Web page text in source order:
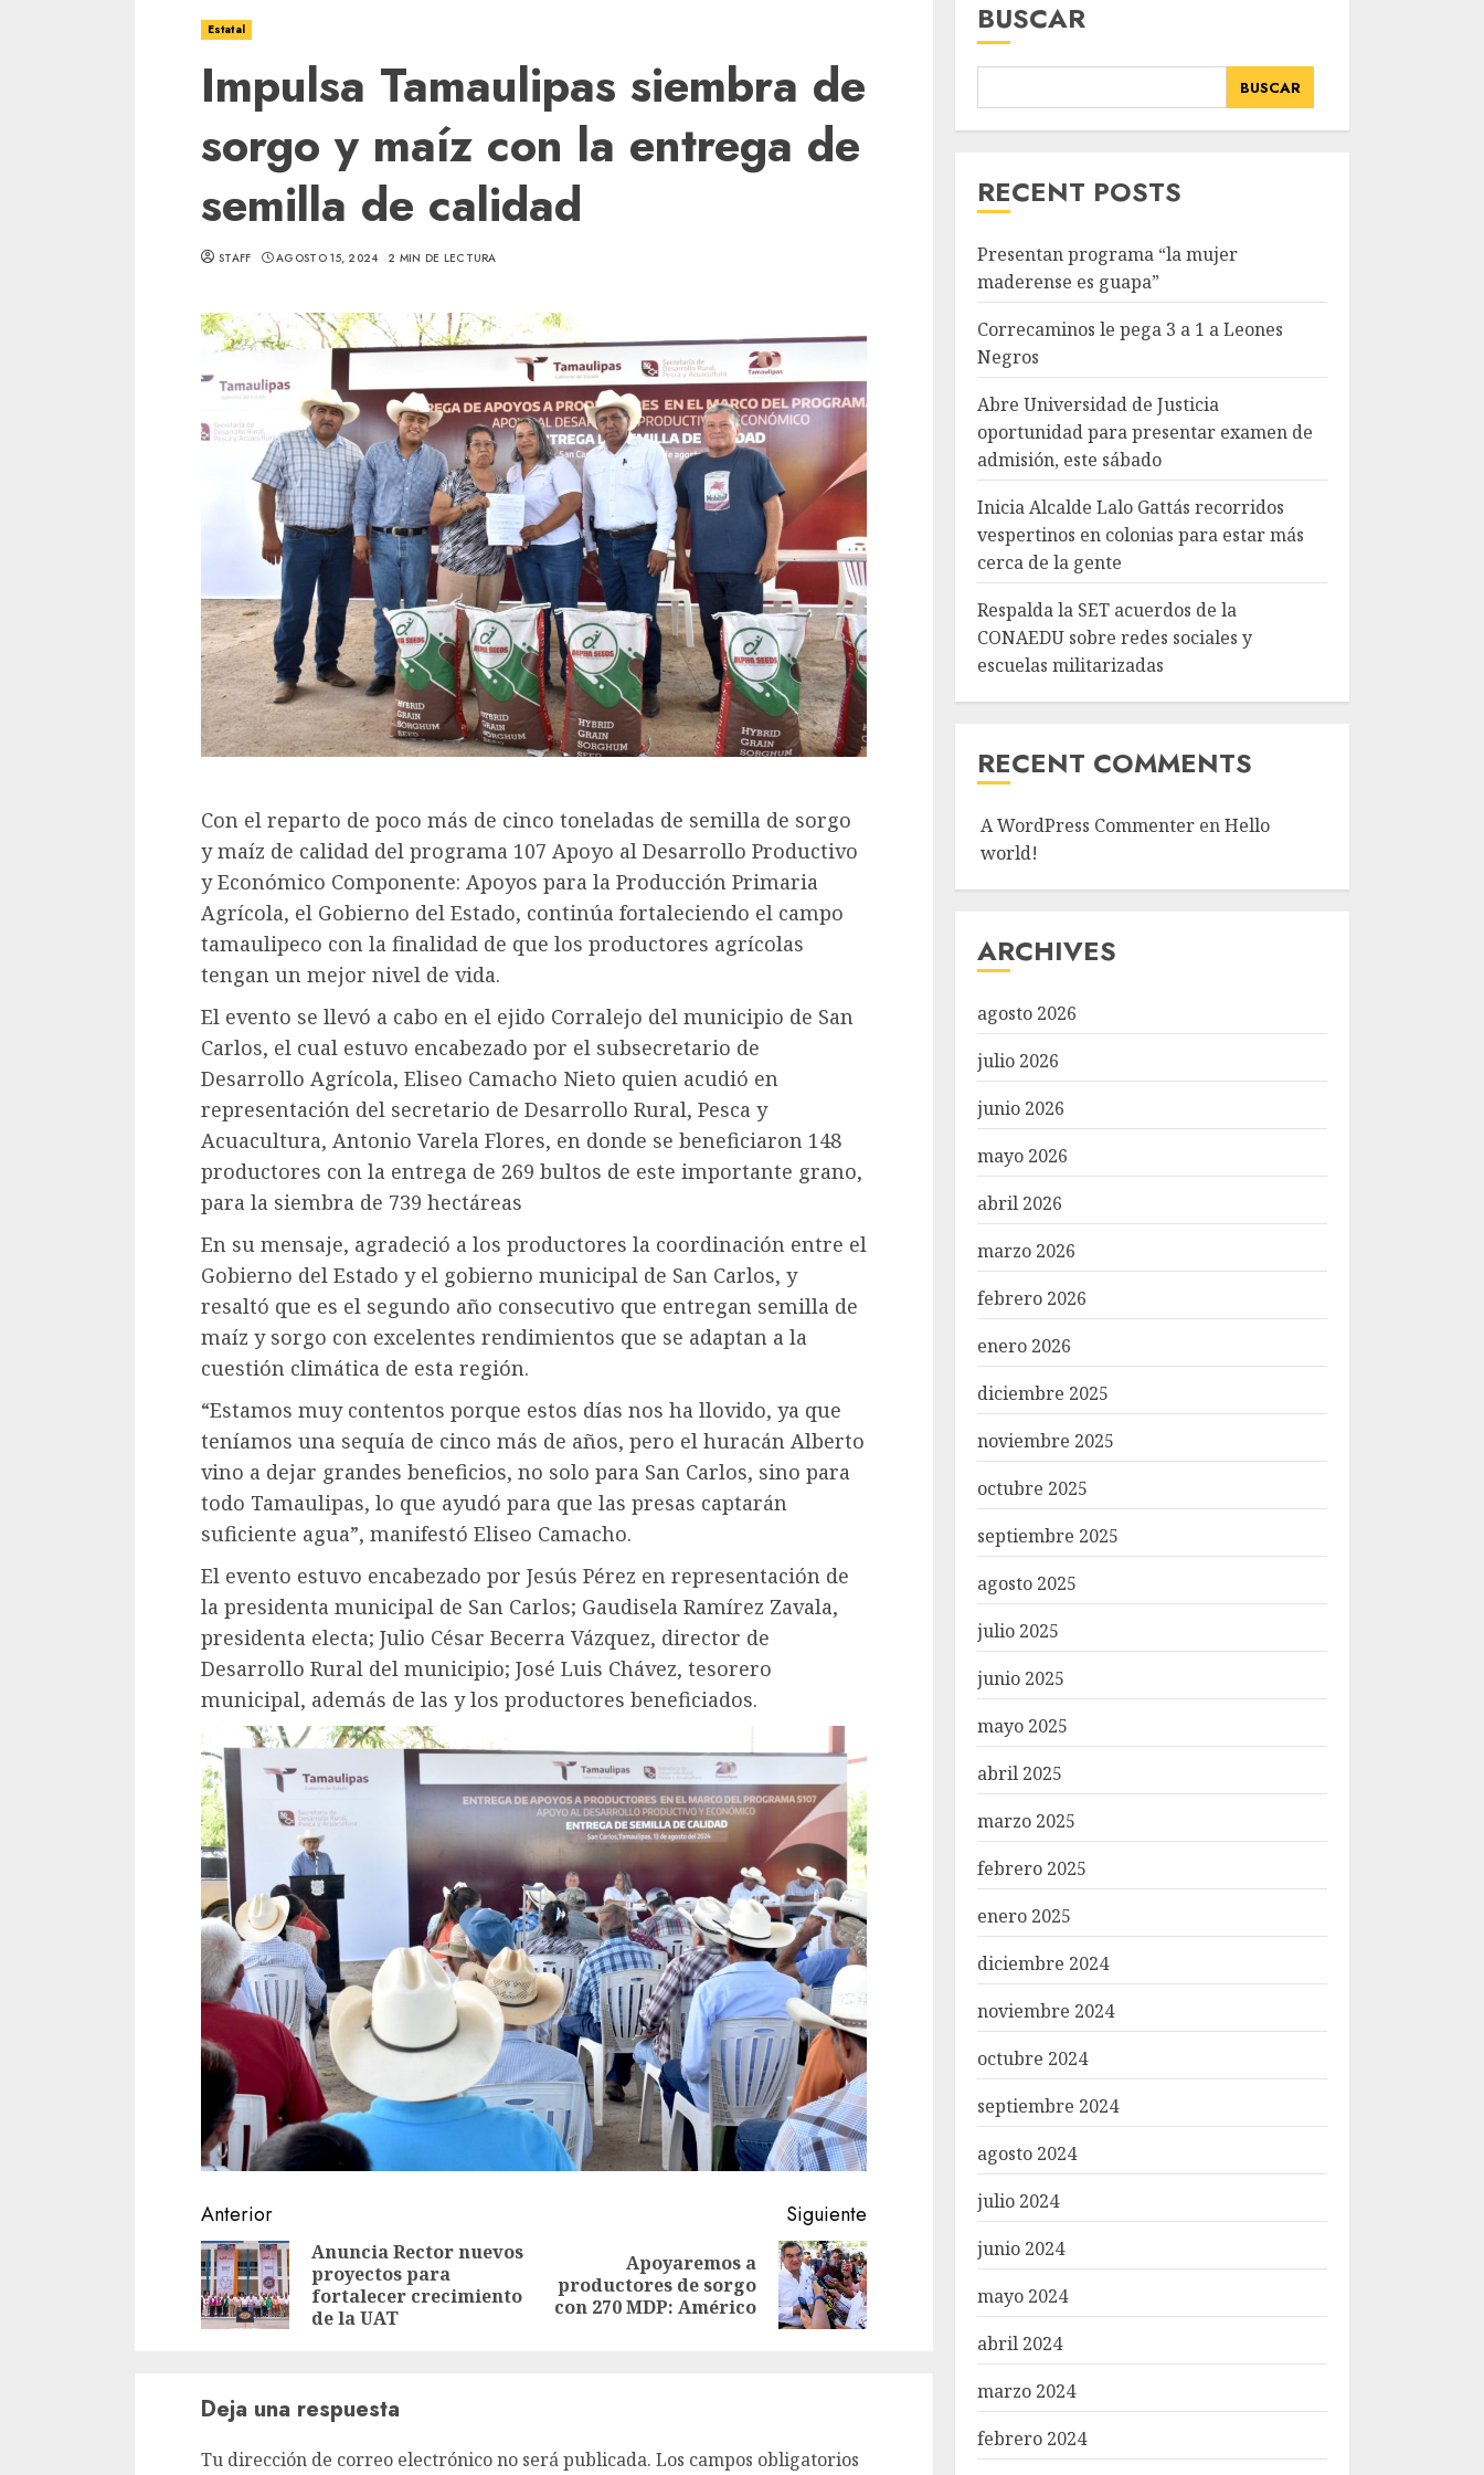
Estatal
Impulsa Tamaulipas siembra de
sorgo y maíz con la entrega de
semilla de calidad
STAFF AGOSTO 15, 2024 2 MIN DE LECTURA
Con el reparto de poco más de cinco toneladas de semilla de sorgo
y maíz de calidad del programa 107 Apoyo al Desarrollo Productivo
y Económico Componente: Apoyos para la Producción Primaria
Agrícola, el Gobierno del Estado, continúa fortaleciendo el campo
tamaulipeco con la finalidad de que los productores agrícolas
tengan un mejor nivel de vida.
El evento se llevó a cabo en el ejido Corralejo del municipio de San
Carlos, el cual estuvo encabezado por el subsecretario de
Desarrollo Agrícola, Eliseo Camacho Nieto quien acudió en
representación del secretario de Desarrollo Rural, Pesca y
Acuacultura, Antonio Varela Flores, en donde se beneficiaron 148
productores con la entrega de 269 bultos de este importante grano,
para la siembra de 739 hectáreas
En su mensaje, agradeció a los productores la coordinación entre el
Gobierno del Estado y el gobierno municipal de San Carlos, y
resaltó que es el segundo año consecutivo que entregan semilla de
maíz y sorgo con excelentes rendimientos que se adaptan a la
cuestión climática de esta región.
“Estamos muy contentos porque estos días nos ha llovido, ya que
teníamos una sequía de cinco más de años, pero el huracán Alberto
vino a dejar grandes beneficios, no solo para San Carlos, sino para
todo Tamaulipas, lo que ayudó para que las presas captarán
suficiente agua”, manifestó Eliseo Camacho.
El evento estuvo encabezado por Jesús Pérez en representación de
la presidenta municipal de San Carlos; Gaudisela Ramírez Zavala,
presidenta electa; Julio César Becerra Vázquez, director de
Desarrollo Rural del municipio; José Luis Chávez, tesorero
municipal, además de las y los productores beneficiados.
Sigue
leyendo
Anterior
Entrada
anterior:
Anuncia Rector nuevos
proyectos para
fortalecer crecimiento
de la UAT
Siguiente
Siguiente
entrada:
Apoyaremos a
productores de sorgo
con 270 MDP: Américo
Deja una respuesta
Tu dirección de correo electrónico no será publicada. Los campos obligatorios
BUSCAR
BUSCAR
RECENT POSTS
Presentan programa “la mujer
maderense es guapa”
Correcaminos le pega 3 a 1 a Leones
Negros
Abre Universidad de Justicia
oportunidad para presentar examen de
admisión, este sábado
Inicia Alcalde Lalo Gattás recorridos
vespertinos en colonias para estar más
cerca de la gente
Respalda la SET acuerdos de la
CONAEDU sobre redes sociales y
escuelas militarizadas
RECENT COMMENTS
A WordPress Commenter enHello
world!
ARCHIVES
agosto 2026
julio 2026
junio 2026
mayo 2026
abril 2026
marzo 2026
febrero 2026
enero 2026
diciembre 2025
noviembre 2025
octubre 2025
septiembre 2025
agosto 2025
julio 2025
junio 2025
mayo 2025
abril 2025
marzo 2025
febrero 2025
enero 2025
diciembre 2024
noviembre 2024
octubre 2024
septiembre 2024
agosto 2024
julio 2024
junio 2024
mayo 2024
abril 2024
marzo 2024
febrero 2024